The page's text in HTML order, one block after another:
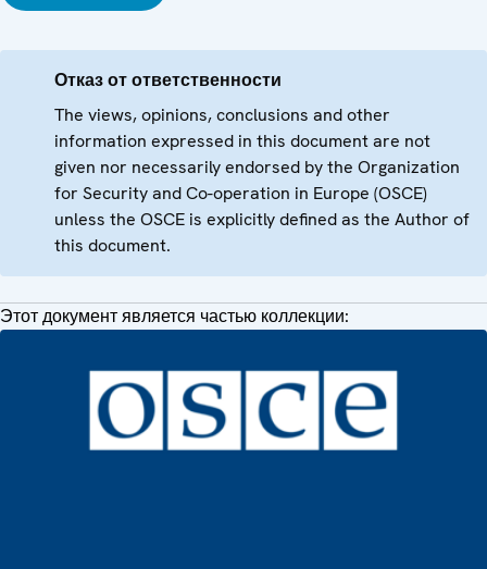
Отказ от ответственности
The views, opinions, conclusions and other
information expressed in this document are not
given nor necessarily endorsed by the Organization
for Security and Co-operation in Europe (OSCE)
unless the OSCE is explicitly defined as the Author of
this document.
Этот документ является частью коллекции: